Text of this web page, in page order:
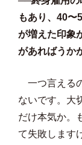
もあり、40〜
が増えた印象
があればうか
一つ言える
ないです。大
だけ本気か。
て失敗します